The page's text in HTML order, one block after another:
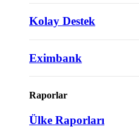
Kolay Destek
Eximbank
Raporlar
Ülke Raporları